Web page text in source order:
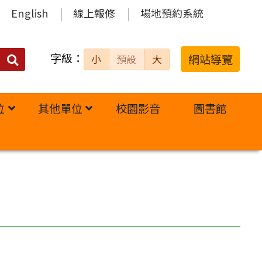
English 線上報修 場地預約系統
搜
字級： 小 預設 大 網站導覽
其他單位 校園影音 圖書館